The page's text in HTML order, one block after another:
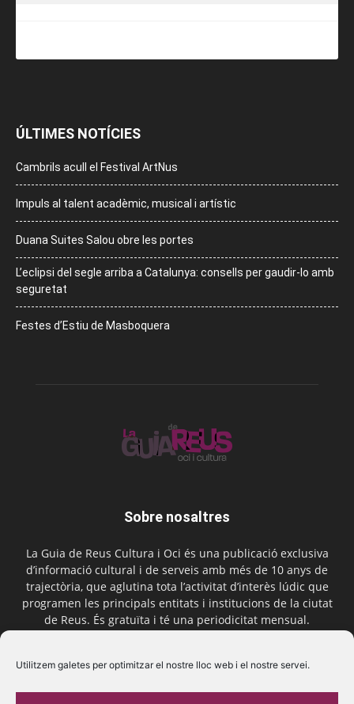
Utilitzem galetes per optimitzar el nostre lloc web i el nostre servei.
ÚLTIMES NOTÍCIES
Cambrils acull el Festival ArtNus
Impuls al talent acadèmic, musical i artístic
Duana Suites Salou obre les portes
L’eclipsi del segle arriba a Catalunya: consells per gaudir-lo amb
seguretat
Festes d’Estiu de Masboquera
Sobre nosaltres
La Guia de Reus Cultura i Oci és una publicació exclusiva
d’informació cultural i de serveis amb més de 10 anys de
trajectòria, que aglutina tota l’activitat d’interès lúdic que
programen les principals entitats i institucions de la ciutat
de Reus. És gratuïta i té una periodicitat mensual.